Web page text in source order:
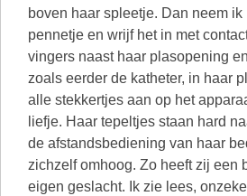
boven haar spleetje. Dan neem ik
pennetje en wrijf het in met
vingers naast haar plasopening
zoals eerder de katheter, in haar
alle stekkertjes aan op het
liefje. Haar tepeltjes staan hard
de afstandsbediening van haar
zichzelf omhoog. Zo heeft zij een
eigen geslacht. Ik zie lees,